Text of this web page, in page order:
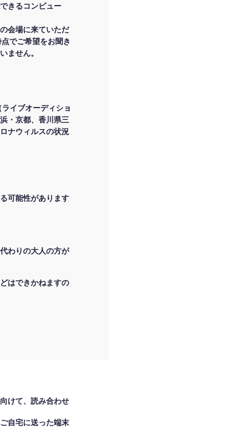
きるコンピュー
会場に来ていただ
でご希望をお聞き
ません。
イブオーディショ
・京都、香川県三
ナウィルスの状況
可能性があります
わりの大人の方が
はできかねますの
けて、読み合わせ
自宅に送った端末